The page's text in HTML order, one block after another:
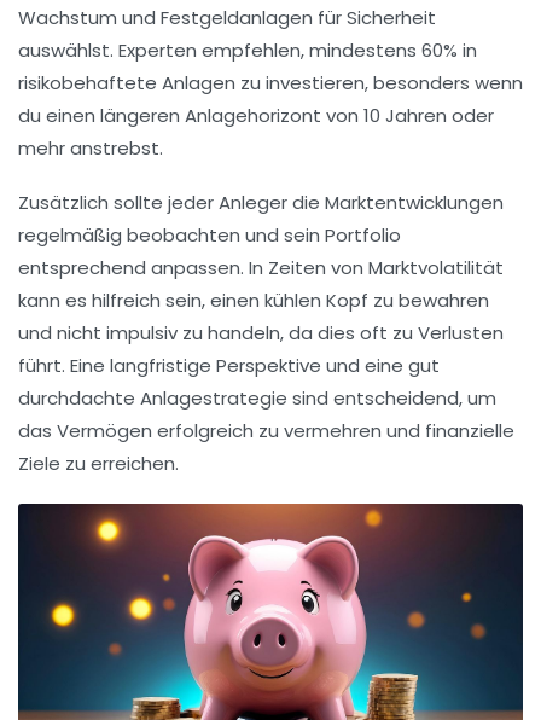
Wachstum und Festgeldanlagen für Sicherheit
auswählst. Experten empfehlen, mindestens 60% in
risikobehaftete Anlagen zu investieren, besonders wenn
du einen längeren Anlagehorizont von 10 Jahren oder
mehr anstrebst.
Zusätzlich sollte jeder Anleger die Marktentwicklungen
regelmäßig beobachten und sein Portfolio
entsprechend anpassen. In Zeiten von Marktvolatilität
kann es hilfreich sein, einen kühlen Kopf zu bewahren
und nicht impulsiv zu handeln, da dies oft zu Verlusten
führt. Eine langfristige Perspektive und eine gut
durchdachte Anlagestrategie sind entscheidend, um
das Vermögen erfolgreich zu vermehren und finanzielle
Ziele zu erreichen.